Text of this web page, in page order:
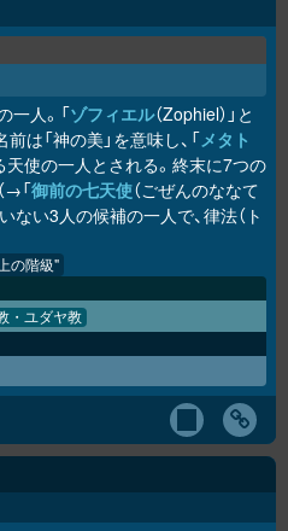
一人。「ゾフィエル（Zophiel）」と
は「神の美」を意味し、「メタト
天使の一人とされる。終末に7つの
→「御前の七天使（ごぜんのななて
ない3人の候補の一人で、律法（ト
の階級"
・ユダヤ教